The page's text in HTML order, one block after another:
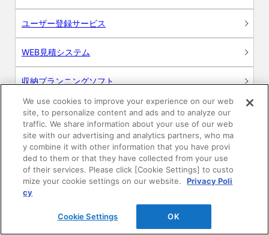
ユーザー登録サービス
WEB見積システム
収納プランニングソフト
画像
CAD
BIM用テクスチャー
We use cookies to improve your experience on our web
site, to personalize content and ads and to analyze our
traffic. We share information about your use of our web
site with our advertising and analytics partners, who ma
y combine it with other information that you have provi
ded to them or that they have collected from your use
of their services. Please click [Cookie Settings] to custo
mize your cookie settings on our website.
Privacy Poli
cy
Cookie Settings OK